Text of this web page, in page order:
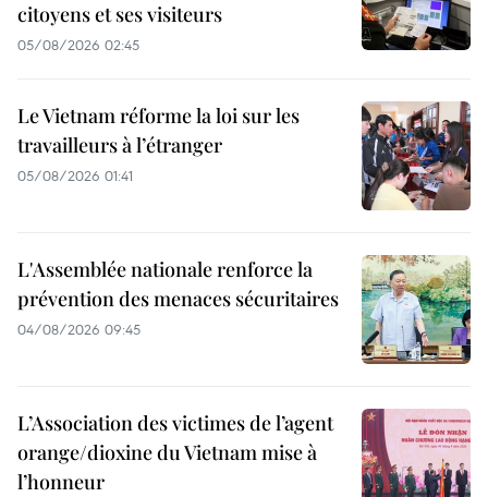
citoyens et ses visiteurs
05/08/2026 02:45
Le Vietnam réforme la loi sur les
travailleurs à l’étranger
05/08/2026 01:41
L'Assemblée nationale renforce la
prévention des menaces sécuritaires
04/08/2026 09:45
L’Association des victimes de l’agent
orange/dioxine du Vietnam mise à
l’honneur